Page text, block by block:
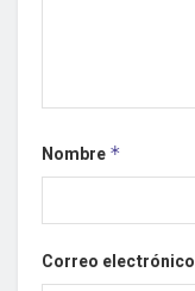
Nombre *
Correo electrónico